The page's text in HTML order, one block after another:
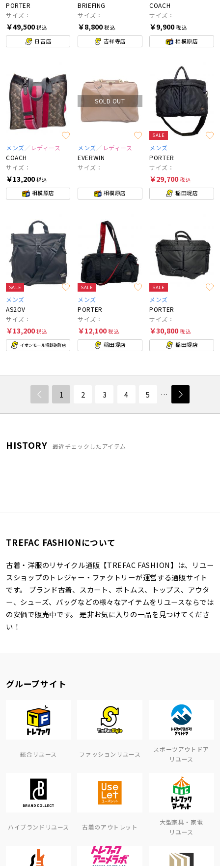
PORTER
サイズ：
￥49,500税込
日吉店
BRIEFING
サイズ：
￥8,800税込
吉祥寺店
COACH
サイズ：
￥9,900税込
相模原店
メンズ
レディース
COACH
サイズ：
￥13,200税込
相模原店
SOLD OUT
メンズ
レディース
EVERWIN
サイズ：
相模原店
SALE
メンズ
PORTER
サイズ：
￥29,700税込
稲田堤店
SALE
メンズ
AS2OV
サイズ：
￥13,200税込
イオンモール堺鉄砲町店
SALE
メンズ
PORTER
サイズ：
￥12,100税込
稲田堤店
SALE
メンズ
PORTER
サイズ：
￥30,800税込
稲田堤店
1 2 3 4 5 …
HISTORY 最近チェックしたアイテム
TREFAC FASHIONについて
古着・洋服のリサイクル通販【TREFAC FASHION】は、リユー
スショップのトレジャー・ファクトリーが運営する通販サイト
です。 ブランド古着、スカート、ボトムス、トップス、アウタ
ー、シューズ、バッグなどの様々なアイテムをリユースならでは
の安価で販売中です。 是非お気に入りの一品を見つけてくださ
い！
グループサイト
総合リユース ファッションリユース
スポーツアウトドア
リユース
ハイブランドリユース 古着のアウトレット
大型家具・家電
リユース